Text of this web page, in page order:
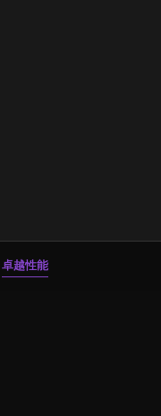
卓越性能